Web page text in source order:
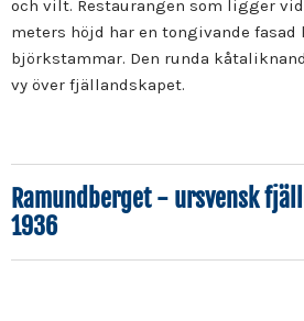
och vilt. Restaurangen som ligger
meters höjd har en tongivande fasad
björkstammar. Den runda
vy över fjällandskapet.
Ramundberget - ursvensk
1936